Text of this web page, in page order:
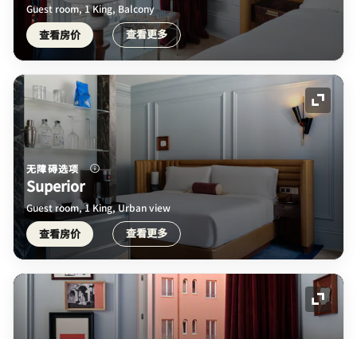
Guest room, 1 King, Balcony
查看房价 查看更多
展开
无障碍选项
Superior
Guest room, 1 King, Urban view
查看房价 查看更多
展开